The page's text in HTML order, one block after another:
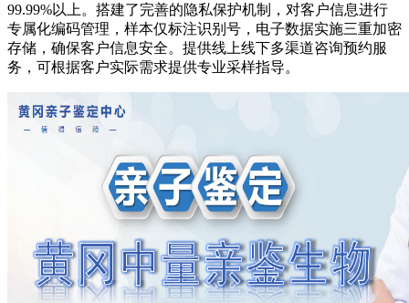
99.99%以上。搭建了完善的隐私保护机制，对客户信息进行
专属化编码管理，样本仅标注识别号，电子数据实施三重加密
存储，确保客户信息安全。提供线上线下多渠道咨询预约服
务，可根据客户实际需求提供专业采样指导。